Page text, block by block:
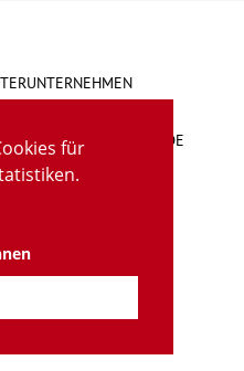
für
VORSCHLAG/BESCHWERDE